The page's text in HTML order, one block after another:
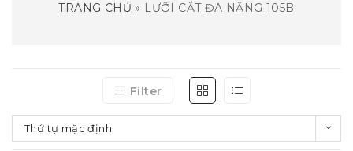
TRANG CHỦ » LƯỠI CẮT ĐA NĂNG 105B
Filter
Thứ tự mặc định